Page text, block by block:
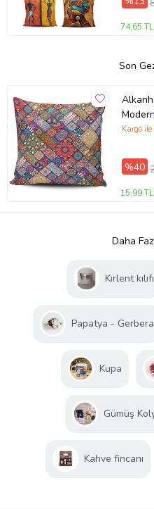
74,65
Son
Modern
Kargo
%40
15,99
Daha
Kırlent kılıfı
Papatya - Gerbera
Kupa
Gümüş
Kahve fincanı